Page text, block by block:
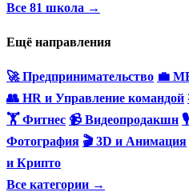
Все 81 школа →
Ещё направления
🚀 Предпринимательство 💼
👥 HR и Управление командой
🏋️ Фитнес 📹 Видеопродакшн
Фотография 🎬 3D и Анимация
и Крипто
Все категории →